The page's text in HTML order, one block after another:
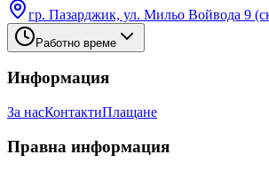
гр. Пазарджик, ул. Мильо Войвода 9
Работно време
Информация
За насКонтактиПлащане
Правна информация